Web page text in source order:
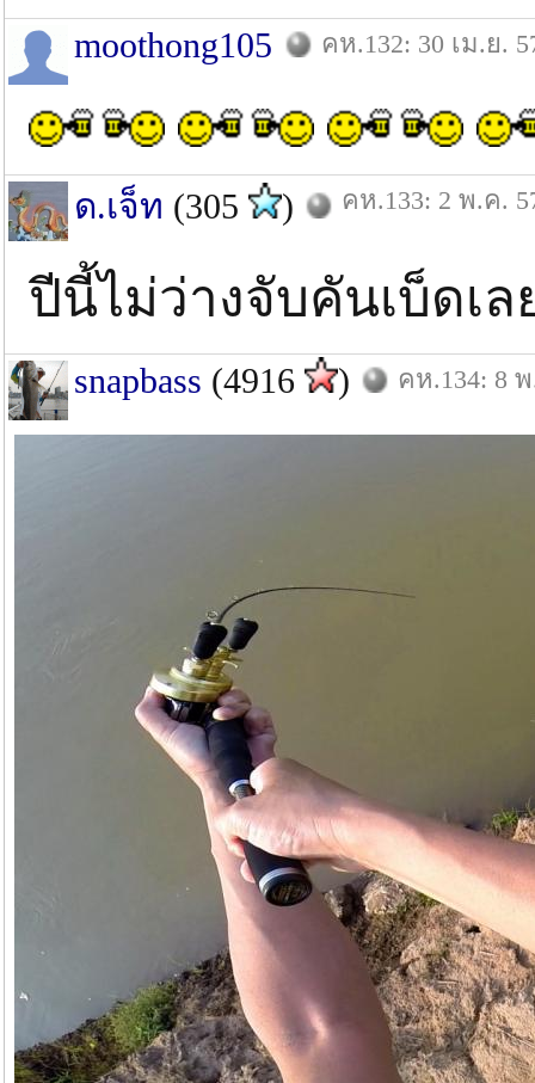
moothong105 คห.132: 30 เม.ย.
ด.เจ็ท (305 ) คห.133: 2 พ.ค.
ปีนี้ไม่ว่างจับคันเบ็ดเล
snapbass (4916 ) คห.134: 8